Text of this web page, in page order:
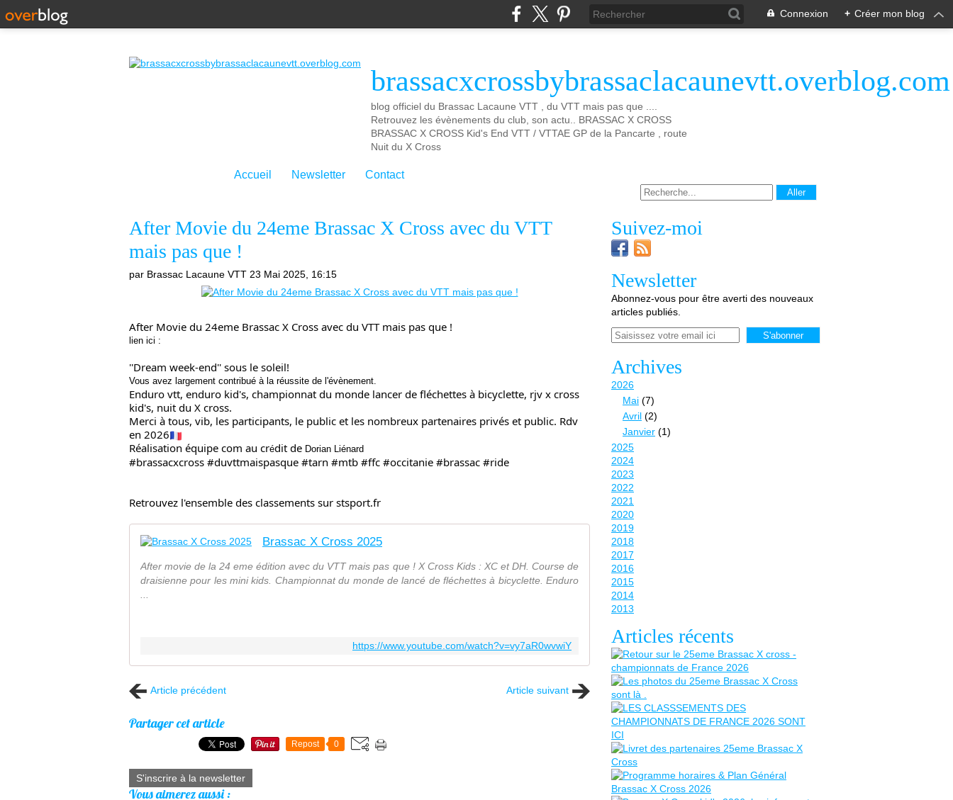
Connexion + Créer mon blog
brassacxcrossbybrassaclacaunevtt.overblog.com
blog officiel du Brassac Lacaune VTT , du VTT mais pas que ....
Retrouvez les évènements du club, son actu.. BRASSAC X CROSS
BRASSAC X CROSS Kid's End VTT / VTTAE GP de la Pancarte , route
Nuit du X Cross
Accueil Newsletter Contact
After Movie du 24eme Brassac X Cross avec du VTT
mais pas que !
par Brassac Lacaune VTT 23 Mai 2025, 16:15
After Movie du 24eme Brassac X Cross avec du VTT mais pas que !
lien ici :
''Dream week-end'' sous le soleil!
Vous avez largement contribué à la réussite de l'évènement.
Enduro vtt, enduro kid's, championnat du monde lancer de fléchettes à bicyclette, rjv x cross
kid's, nuit du X cross.
Merci à tous, vib, les participants, le public et les nombreux partenaires privés et public. Rdv
en 2026
Réalisation équipe com au crédit de Dorian Liénard
#brassacxcross #duvttmaispasque #tarn #mtb #ffc #occitanie #brassac #ride
Retrouvez l'ensemble des classements sur stsport.fr
Brassac X Cross 2025
After movie de la 24 eme édition avec du VTT mais pas que ! X Cross Kids : XC et DH. Course de
draisienne pour les mini kids. Championnat du monde de lancé de fléchettes à bicyclette. Enduro
https://www.youtube.com/watch?v=vy7aR0wvwiY
Article précédent Article suivant
Partager cet article
Repost 0
S'inscrire à la newsletter
Vous aimerez aussi :
Suivez-moi
Newsletter
Abonnez-vous pour être averti des nouveaux
articles publiés.
Email
Archives
2026
Mai (7)
Avril (2)
Janvier (1)
2025
2024
2023
2022
2021
2020
2019
2018
2017
2016
2015
2014
2013
Articles récents